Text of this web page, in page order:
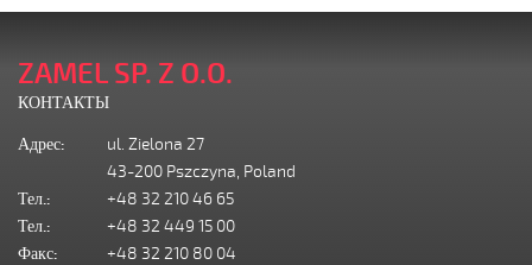
ZAMEL SP. Z O.O.
КОНТАКТЫ
Адрес:
ul. Zielona 27
43-200 Pszczyna, Poland
Тел.:
+48 32 210 46 65
Тел.:
+48 32 449 15 00
Факс:
+48 32 210 80 04